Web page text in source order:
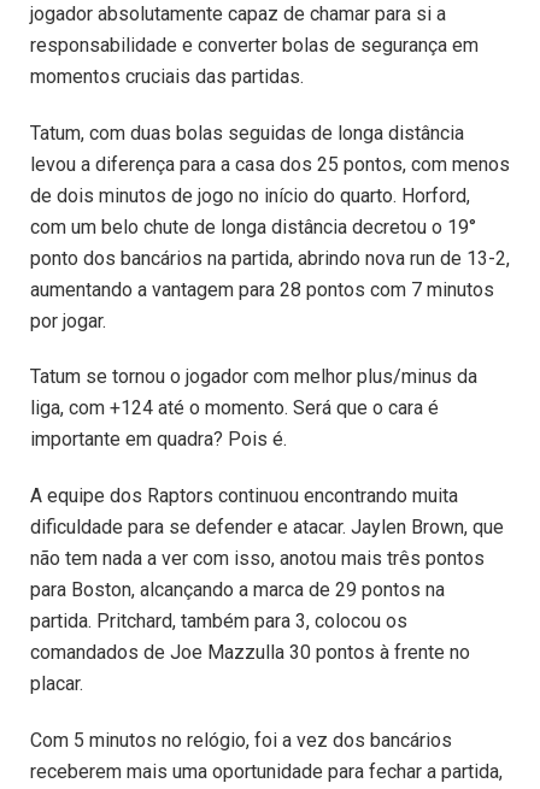
jogador absolutamente capaz de chamar para si a
responsabilidade e converter bolas de segurança em
momentos cruciais das partidas.
Tatum, com duas bolas seguidas de longa distância
levou a diferença para a casa dos 25 pontos, com menos
de dois minutos de jogo no início do quarto. Horford,
com um belo chute de longa distância decretou o 19°
ponto dos bancários na partida, abrindo nova run de 13-2,
aumentando a vantagem para 28 pontos com 7 minutos
por jogar.
Tatum se tornou o jogador com melhor plus/minus da
liga, com +124 até o momento. Será que o cara é
importante em quadra? Pois é.
A equipe dos Raptors continuou encontrando muita
dificuldade para se defender e atacar. Jaylen Brown, que
não tem nada a ver com isso, anotou mais três pontos
para Boston, alcançando a marca de 29 pontos na
partida. Pritchard, também para 3, colocou os
comandados de Joe Mazzulla 30 pontos à frente no
placar.
Com 5 minutos no relógio, foi a vez dos bancários
receberem mais uma oportunidade para fechar a partida,